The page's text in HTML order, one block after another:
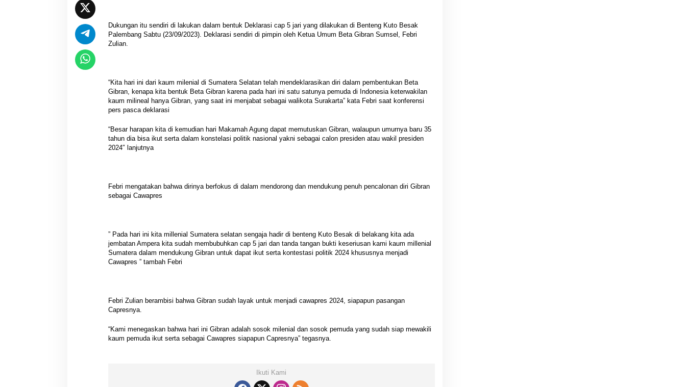
Dukungan itu sendiri di lakukan dalam bentuk Deklarasi cap 5 jari yang dilakukan di Benteng Kuto Besak
Palembang Sabtu (23/09/2023). Deklarasi sendiri di pimpin oleh Ketua Umum Beta Gibran Sumsel, Febri
Zulian.
“Kita hari ini dari kaum milenial di Sumatera Selatan telah mendeklarasikan diri dalam pembentukan Beta
Gibran, kenapa kita bentuk Beta Gibran karena pada hari ini satu satunya pemuda di Indonesia keterwakilan
kaum milineal hanya Gibran, yang saat ini menjabat sebagai walikota Surakarta” kata Febri saat konferensi
pers pasca deklarasi
“Besar harapan kita di kemudian hari Makamah Agung dapat memutuskan Gibran, walaupun umurnya baru 35
tahun dia bisa ikut serta dalam konstelasi politik nasional yakni sebagai calon presiden atau wakil presiden
2024″ lanjutnya
Febri mengatakan bahwa dirinya berfokus di dalam mendorong dan mendukung penuh pencalonan diri Gibran
sebagai Cawapres
” Pada hari ini kita millenial Sumatera selatan sengaja hadir di benteng Kuto Besak di belakang kita ada
jembatan Ampera kita sudah membubuhkan cap 5 jari dan tanda tangan bukti keseriusan kami kaum millenial
Sumatera dalam mendukung Gibran untuk dapat ikut serta kontestasi politik 2024 khususnya menjadi
Cawapres ” tambah Febri
Febri Zulian berambisi bahwa Gibran sudah layak untuk menjadi cawapres 2024, siapapun pasangan
Capresnya.
“Kami menegaskan bahwa hari ini Gibran adalah sosok milenial dan sosok pemuda yang sudah siap mewakili
kaum pemuda ikut serta sebagai Cawapres siapapun Capresnya” tegasnya.
Ikuti Kami